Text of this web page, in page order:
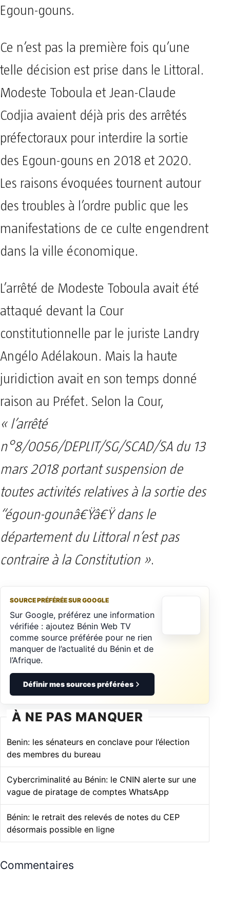
Egoun-gouns.
Ce n’est pas la première fois qu’une
telle décision est prise dans le Littoral.
Modeste Toboula et Jean-Claude
Codjia avaient déjà pris des arrêtés
préfectoraux pour interdire la sortie
des Egoun-gouns en 2018 et 2020.
Les raisons évoquées tournent autour
des troubles à l’ordre public que les
manifestations de ce culte engendrent
dans la ville économique.
L’arrêté de Modeste Toboula avait été
attaqué devant la Cour
constitutionnelle par le juriste Landry
Angélo Adélakoun. Mais la haute
juridiction avait en son temps donné
raison au Préfet. Selon la Cour,
« l’arrêté
n°8/0056/DEPLIT/SG/SCAD/SA du 13
mars 2018 portant suspension de
toutes activités relatives à la sortie des
“égoun-gounâ€Ÿâ€Ÿ dans le
département du Littoral n’est pas
contraire à la Constitution ».
SOURCE PRÉFÉRÉE SUR GOOGLE
Sur Google, préférez une information
vérifiée : ajoutez Bénin Web TV
comme source préférée pour ne rien
manquer de l’actualité du Bénin et de
l’Afrique.
Définir mes sources préférées
À NE PAS MANQUER
Benin: les sénateurs en conclave pour l’élection
des membres du bureau
Cybercriminalité au Bénin: le CNIN alerte sur une
vague de piratage de comptes WhatsApp
Bénin: le retrait des relevés de notes du CEP
désormais possible en ligne
Commentaires